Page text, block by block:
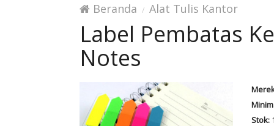
Beranda Alat Tulis Kantor
Label Pembatas
Notes
Stok: